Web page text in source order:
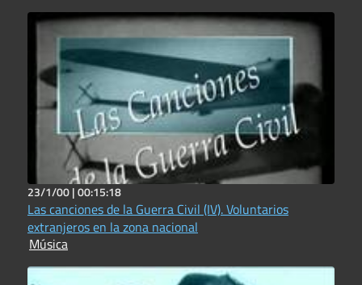
23/1/00 |00:15:18
Las canciones de la Guerra Civil (IV). Voluntarios
extranjeros en la zona nacional
Música